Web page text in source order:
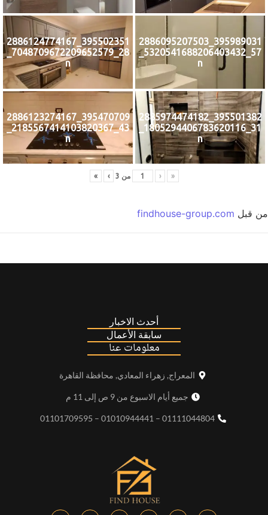
395989031_2886095207503
57_5320541688206403432_
n
395502351_2886124774167
28_7048709672209652579_
n
395501382_2885974474182
n
395470709_2886123274167
43_2185567414103820367_
n
«
‹ من 3
›
»
من قبل findhouse-group.com
أحدث الاخبار
سابقة الأعمال
معلومات عنا
المعراج, زهراء المعادي, محافظة القاهرة
جميع أيام الاسبوع من 9 ص إلى 11 م
01111044804 – 01010944441 – 01101709595